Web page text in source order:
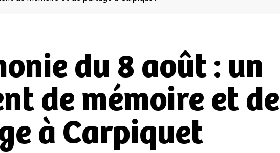
du 8 août : un
de mémoire et de
à Carpiquet